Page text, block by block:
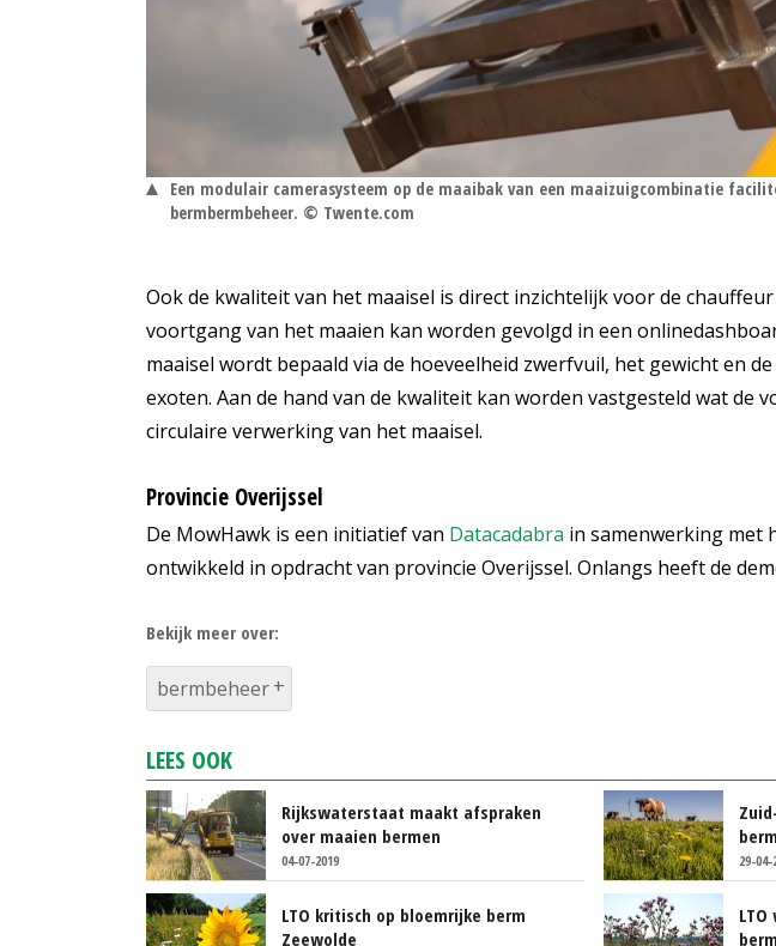
Een modulair camerasysteem op de maaibak van een maaizuigcombinatie
bermbermbeheer. © Twente.com
Ook de kwaliteit van het maaisel is direct inzichtelijk voor de
voortgang van het maaien kan worden gevolgd in een
maaisel wordt bepaald via de hoeveelheid zwerfvuil, het gewicht en
exoten. Aan de hand van de kwaliteit kan worden vastgesteld wat de
circulaire verwerking van het maaisel.
Provincie Overijssel
De MowHawk is een initiatief van Datacadabra in samenwerking met
ontwikkeld in opdracht van provincie Overijssel. Onlangs heeft de
Bekijk meer over:
bermbeheer
LEES OOK
Rijkswaterstaat maakt afspraken
over maaien bermen
04-07-2019 29-04-
LTO kritisch op bloemrijke berm
Zeewolde